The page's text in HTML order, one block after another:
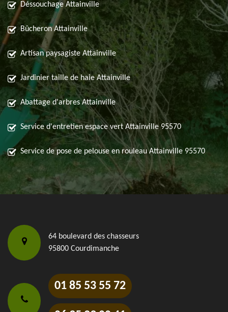
Déssouchage Attainville
Bûcheron Attainville
Artisan paysagiste Attainville
Jardinier taille de haie Attainville
Abattage d'arbres Attainville
Service d'entretien espace vert Attainville 95570
Service de pose de pelouse en rouleau Attainville 95570
64 boulevard des chasseurs
95800 Courdimanche
01 85 53 55 72